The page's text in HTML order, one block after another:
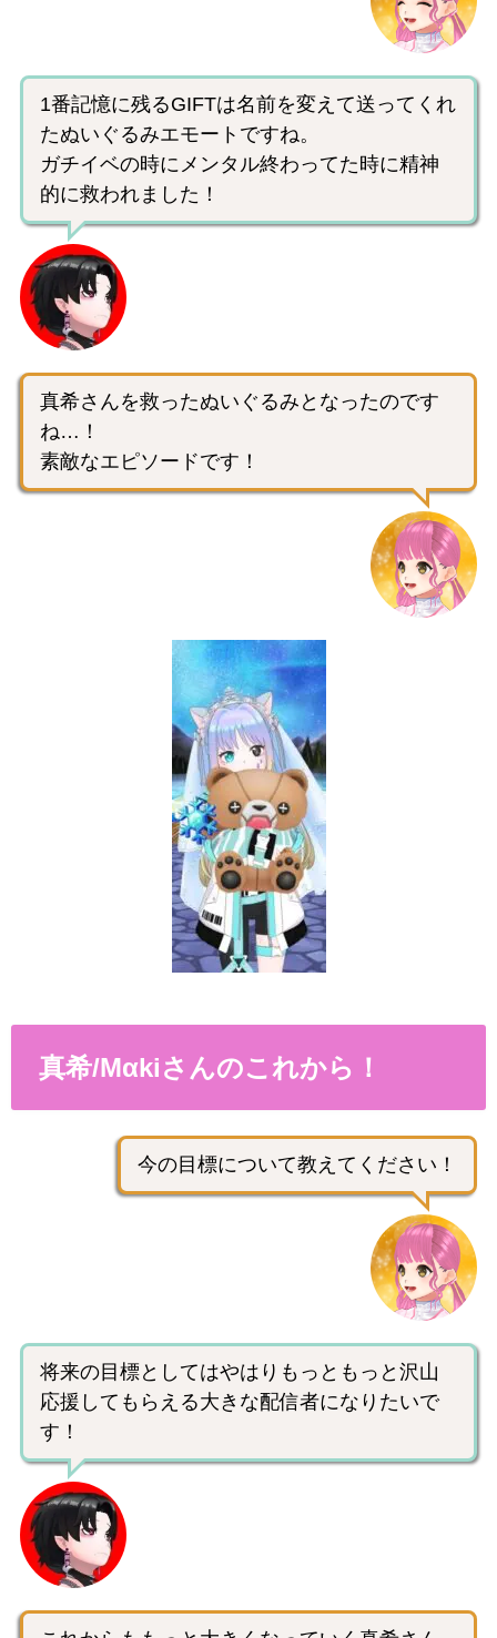
1番記憶に残るGIFTは名前を変えて送ってくれ
たぬいぐるみエモートですね。
ガチイベの時にメンタル終わってた時に精神
的に救われました！
真希さんを救ったぬいぐるみとなったのです
ね…！
素敵なエピソードです！
真希/Mαkiさんのこれから！
今の目標について教えてください！
将来の目標としてはやはりもっともっと沢山
応援してもらえる大きな配信者になりたいで
す！